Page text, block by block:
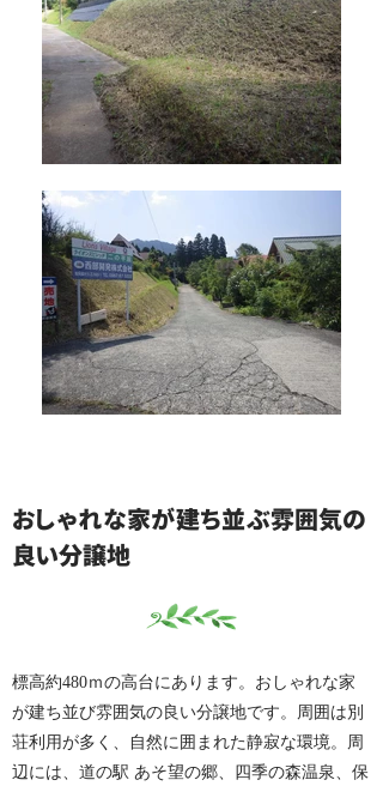
おしゃれな家が建ち並ぶ雰囲気の
良い分譲地
標高約480ｍの高台にあります。おしゃれな家
が建ち並び雰囲気の良い分譲地です。周囲は別
荘利用が多く、自然に囲まれた静寂な環境。周
辺には、道の駅 あそ望の郷、四季の森温泉、保